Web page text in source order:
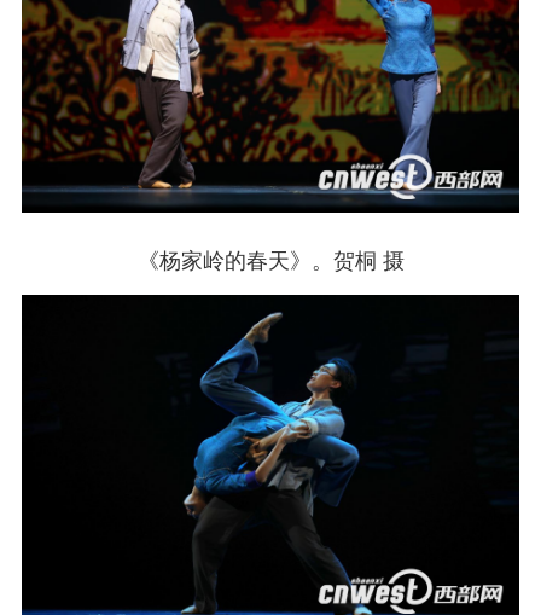
《杨家岭的春天》。贺桐 摄